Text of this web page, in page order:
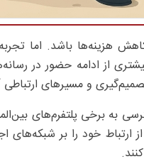
هزینه‌ها باشد. اما
از ادامه حضور در
و مسیرهای
به برخی پلتفرم‌های
خود را بر شبکه‌های